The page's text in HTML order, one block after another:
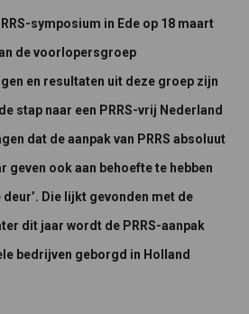
symposium in Ede op 18 maart
de voorlopersgroep
en resultaten uit deze groep zijn
stap naar een PRRS-vrij Nederland
dat de aanpak van PRRS absoluut
geven ook aan behoefte te hebben
deur’. Die lijkt gevonden met de
dit jaar wordt de PRRS-aanpak
bedrijven geborgd in Holland